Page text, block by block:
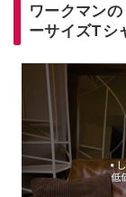
ワークマン
ーサイズTシ